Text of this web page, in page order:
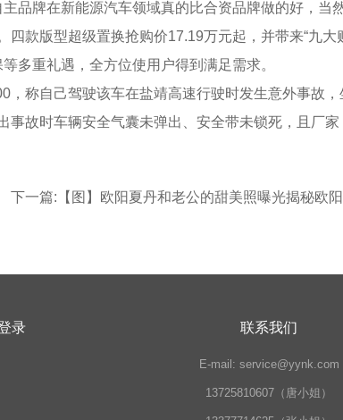
品牌在新能源汽车领域真的比合资品牌做的好，当
版型超级置换抢购价17.19万元起，并带来“九大
等多重礼遇，全方位使用户得到满足需求。
称自己驾驶该车在盐靖高速行驶时发生意外事故，
事故时车辆安全气囊未弹出、安全带未锁死，且厂家
下一篇: 【图】欧阳夏丹和老公的甜美照曝光揭秘欧
录 联系我们
E-mail: service@yynk.com
13725810607（唐小姐）